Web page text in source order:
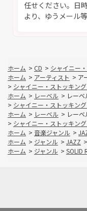
任せください。日
より、ゆうメール
ホーム > CD > シャイニー
ホーム > アーティスト > ア
> シャイニー・ストッキング
ホーム > レーベル > レーベ
> シャイニー・ストッキング
ホーム > レーベル > レーベ
> シャイニー・ストッキング
ホーム > 音楽ジャンル >
ホーム > ジャンル > JAZZ >
ホーム > ジャンル > SOLID